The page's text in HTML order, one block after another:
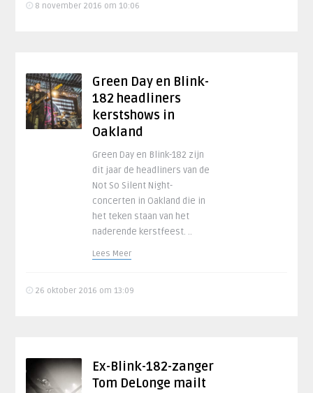
8 november 2016 om 10:06
Green Day en Blink-
182 headliners
kerstshows in
Oakland
Green Day en Blink-182 zijn
dit jaar de headliners van de
Not So Silent Night-
concerten in Oakland die in
het teken staan van het
naderende kerstfeest. ..
Lees Meer
26 oktober 2016 om 13:09
Ex-Blink-182-zanger
Tom DeLonge mailt